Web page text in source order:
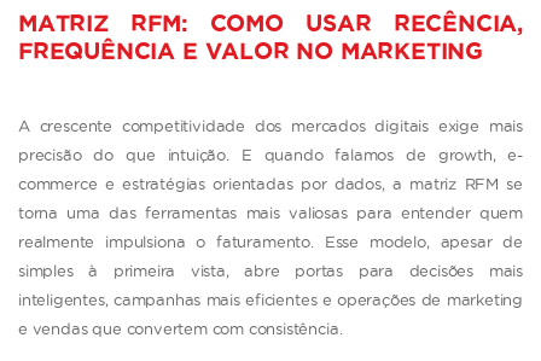
MATRIZ RFM: COMO USAR RECÊNCIA,
FREQUÊNCIA E VALOR NO MARKETING
A crescente competitividade dos mercados digitais exige mais
precisão do que intuição. E quando falamos de growth, e-
commerce e estratégias orientadas por dados, a matriz RFM se
torna uma das ferramentas mais valiosas para entender quem
realmente impulsiona o faturamento. Esse modelo, apesar de
simples à primeira vista, abre portas para decisões mais
inteligentes, campanhas mais eficientes e operações de marketing
e vendas que convertem com consistência.